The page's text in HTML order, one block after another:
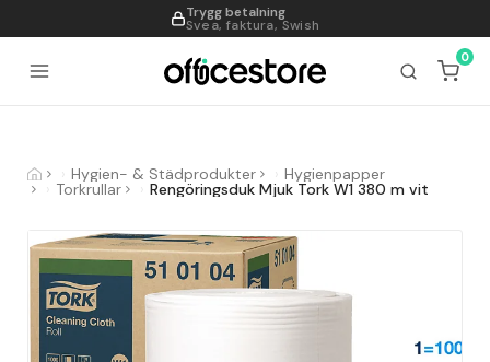
Trygg betalning
Svea, faktura, Swish
995
0
Hygien- & Städprodukter Hygienpapper
Torkrullar Rengöringsduk Mjuk Tork W1 380 m vit